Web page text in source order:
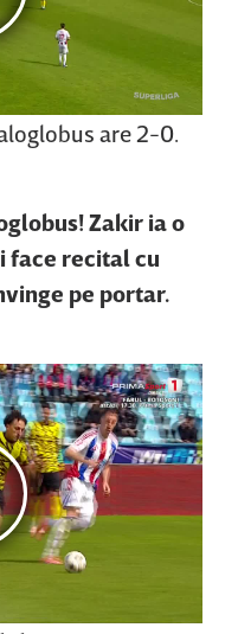
are 2-0.
Zakir ia o
face recital cu
pe portar.